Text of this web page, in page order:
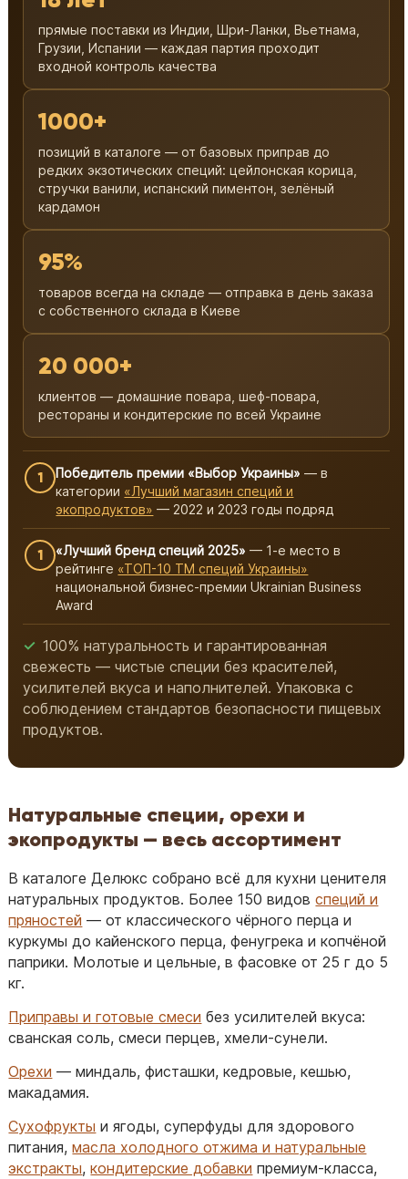
прямые поставки из Индии, Шри-Ланки, Вьетнама,
Грузии, Испании — каждая партия проходит
входной контроль качества
1000+
позиций в каталоге — от базовых приправ до
редких экзотических специй: цейлонская корица,
стручки ванили, испанский пиментон, зелёный
кардамон
95%
товаров всегда на складе — отправка в день заказа
с собственного склада в Киеве
20 000+
клиентов — домашние повара, шеф-повара,
рестораны и кондитерские по всей Украине
1 Победитель премии «Выбор Украины» — в
категории «Лучший магазин специй и
экопродуктов» — 2022 и 2023 годы подряд
1 «Лучший бренд специй 2025» — 1-е место в
рейтинге «ТОП-10 ТМ специй Украины»
национальной бизнес-премии Ukrainian Business
Award
100% натуральность и гарантированная
свежесть — чистые специи без красителей,
усилителей вкуса и наполнителей. Упаковка с
соблюдением стандартов безопасности пищевых
продуктов.
Натуральные специи, орехи и
экопродукты — весь ассортимент
В каталоге Делюкс собрано всё для кухни ценителя
натуральных продуктов. Более 150 видовспеций и
пряностей — от классического чёрного перца и
куркумы до кайенского перца, фенугрека и копчёной
паприки. Молотые и цельные, в фасовке от 25 г до 5
кг.
Приправы и готовые смеси без усилителей вкуса:
сванская соль, смеси перцев, хмели-сунели.
Орехи — миндаль, фисташки, кедровые, кешью,
макадамия.
Сухофрукты и ягоды, суперфуды для здорового
питания,масла холодного отжима и натуральные
экстракты,кондитерские добавки премиум-класса,